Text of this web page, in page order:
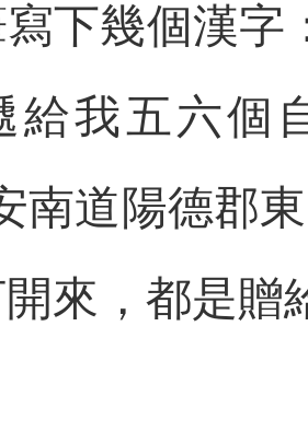
下幾個漢字
給我五六個
南道陽德郡
來，都是贈